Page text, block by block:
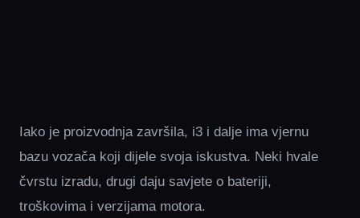
Iako je proizvodnja završila, i3 i dalje ima vjernu
bazu vozača koji dijele svoja iskustva. Neki hvale
čvrstu izradu, drugi daju savjete o bateriji,
troškovima i verzijama motora.